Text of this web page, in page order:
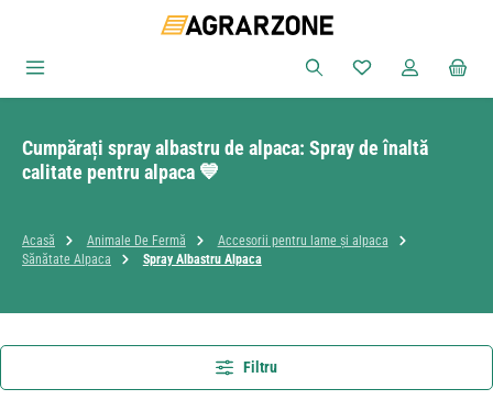
Sari la conținutul principal
Aveți 0 articole
Cumpărați spray albastru de alpaca: Spray de înaltă
calitate pentru alpaca 💙
Acasă Animale De Fermă
Accesorii pentru lame și alpaca
Sănătate Alpaca
Spray Albastru Alpaca
Filtru